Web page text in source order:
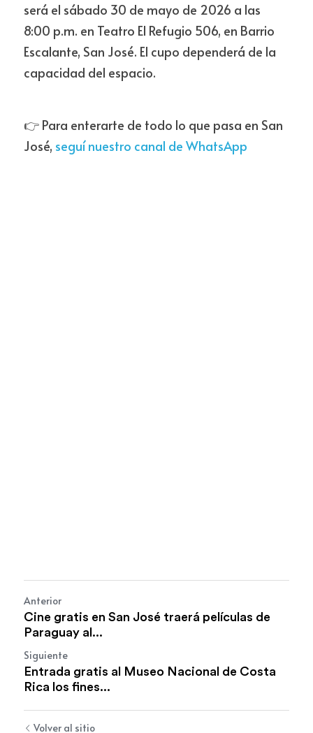
será el sábado 30 de mayo de 2026 a las
8:00 p.m. en Teatro El Refugio 506, en Barrio
Escalante, San José. El cupo dependerá de la
capacidad del espacio.
👉 Para enterarte de todo lo que pasa en San
José, seguí nuestro canal de WhatsApp
Anterior
Cine gratis en San José traerá películas de
Paraguay al...
Siguiente
Entrada gratis al Museo Nacional de Costa
Rica los fines...
Volver al sitio